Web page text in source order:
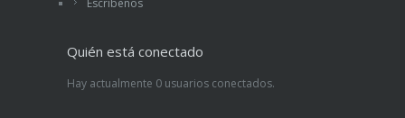
Quién está conectado
Hay actualmente 0 usuarios conectados.